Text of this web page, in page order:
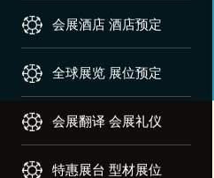
会展酒店 酒店预定
全球展览 展位预定
会展翻译 会展礼仪
特惠展台 型材展位
会展酒店 酒店预定
全球展览 展位预定
会展翻译 会展礼仪
特惠展台 型材展位